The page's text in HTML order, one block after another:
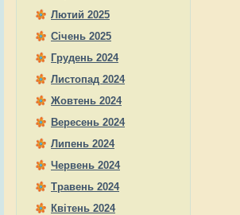
Лютий 2025
Січень 2025
Грудень 2024
Листопад 2024
Жовтень 2024
Вересень 2024
Липень 2024
Червень 2024
Травень 2024
Квітень 2024